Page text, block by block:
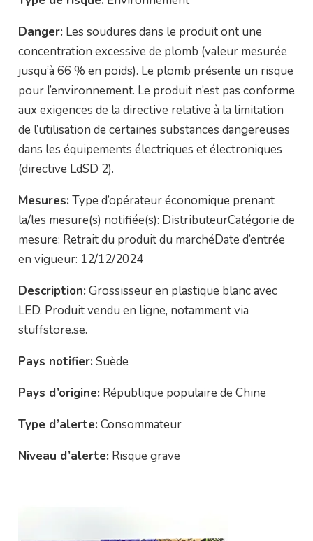
Danger: Les soudures dans le produit ont une
concentration excessive de plomb (valeur mesurée
jusqu’à 66 % en poids). Le plomb présente un risque
pour l’environnement. Le produit n’est pas conforme
aux exigences de la directive relative à la limitation
de l’utilisation de certaines substances dangereuses
dans les équipements électriques et électroniques
(directive LdSD 2).
Mesures: Type d’opérateur économique prenant
la/les mesure(s) notifiée(s): DistributeurCatégorie de
mesure: Retrait du produit du marchéDate d’entrée
en vigueur: 12/12/2024
Description: Grossisseur en plastique blanc avec
LED. Produit vendu en ligne, notamment via
stuffstore.se.
Pays notifier: Suède
Pays d’origine: République populaire de Chine
Type d’alerte: Consommateur
Niveau d’alerte: Risque grave